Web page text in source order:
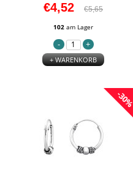
€4,52 €5,65
102 am Lager
+ WARENKORB
-30%